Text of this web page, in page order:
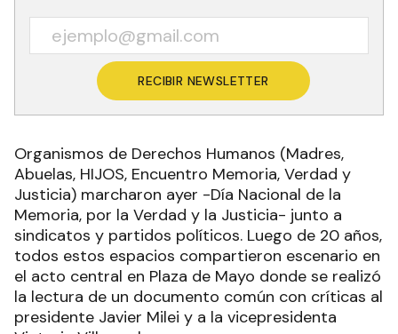
RECIBIR NEWSLETTER
Organismos de Derechos Humanos (Madres,
Abuelas, HIJOS, Encuentro Memoria, Verdad y
Justicia) marcharon ayer -Día Nacional de la
Memoria, por la Verdad y la Justicia- junto a
sindicatos y partidos políticos. Luego de 20 años,
todos estos espacios compartieron escenario en
el acto central en Plaza de Mayo donde se realizó
la lectura de un documento común con críticas al
presidente Javier Milei y a la vicepresidenta